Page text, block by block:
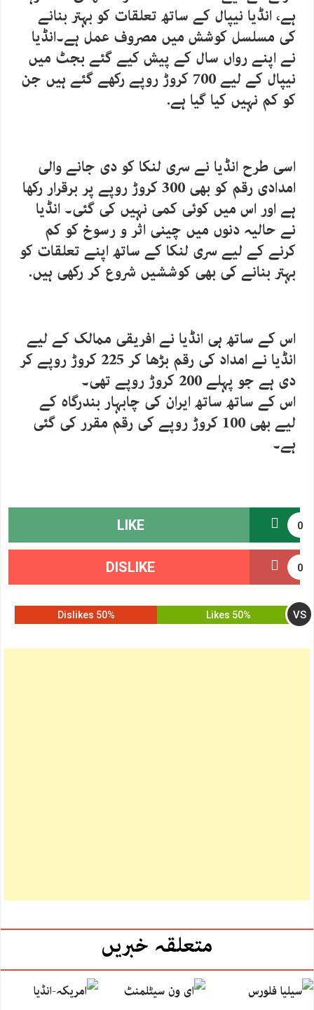
ہے، انڈیا نیپال کے ساتھ تعلقات کو بہتر بنانے
کی مسلسل کوشش میں مصروف عمل ہے۔انڈیا
نے اپنے رواں سال کے پیش کیے گئے بجٹ میں
نیپال کے لیے 700 کروڑ روپے رکھے گئے ہیں جن
کو کم نہیں کیا گیا ہے.
اسی طرح انڈیا نے سری لنکا کو دی جانے والی
امدادی رقم کو بھی 300 کروڑ روپے پر برقرار رکھا
ہے اور اس میں کوئی کمی نہیں کی گئی۔ انڈیا
نے حالیہ دنوں میں چینی اثر و رسوخ کو کم
کرنے کے لیے سری لنکا کے ساتھ اپنے تعلقات کو
بہتر بنانے کی بھی کوششیں شروع کر رکھی ہیں.
اس کے ساتھ ہی انڈیا نے افریقی ممالک کے لیے
انڈیا نے امداد کی رقم بڑھا کر 225 کروڑ روپے کر
دی ہے جو پہلے 200 کروڑ روپے تھی۔
اس کے ساتھ ساتھ ایران کی چابہار بندرگاہ کے
لیے بھی 100 کروڑ روپے کی رقم مقرر کی گئی
ہے۔
0
LIKE
0
DISLIKE
50% Likes VS
50% Dislikes
متعلقہ خبریں